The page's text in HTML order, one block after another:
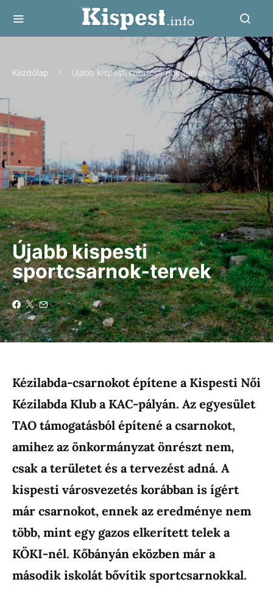
Kezdőlap Újabb kispesti sportcsarnok-tervek
Újabb kispesti
sportcsarnok-tervek
Kézilabda-csarnokot építene a Kispesti Női
Kézilabda Klub a KAC-pályán. Az egyesület
TAO támogatásból építené a csarnokot,
amihez az önkormányzat önrészt nem,
csak a területet és a tervezést adná. A
kispesti városvezetés korábban is ígért
már csarnokot, ennek az eredménye nem
több, mint egy gazos elkerített telek a
KÖKI-nél. Kőbányán eközben már a
második iskolát bővítik sportcsarnokkal.